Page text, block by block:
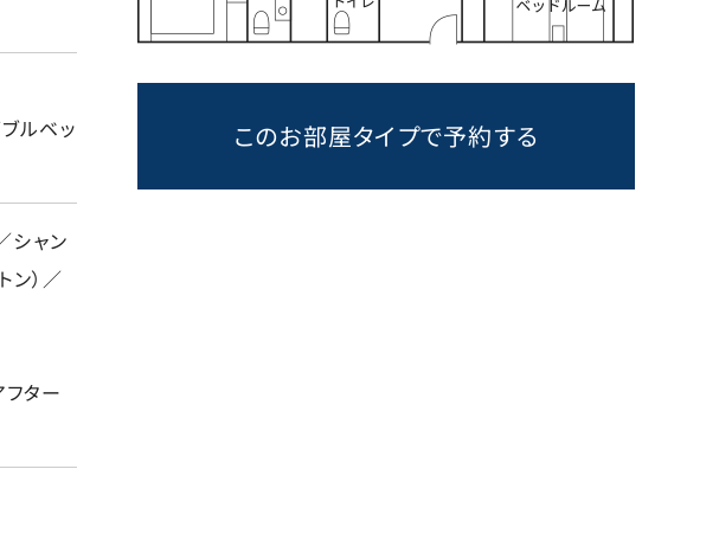
ルベッ
シャン
ン）／
ター
このお部屋タイプで予約する